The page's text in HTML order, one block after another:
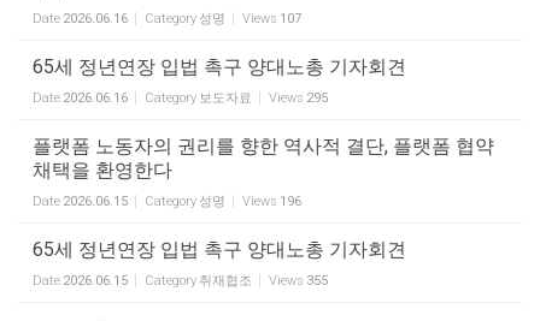
Date 2026.06.16 Category 성명 Views 107
65세 정년연장 입법 촉구 양대노총 기자회견
Date 2026.06.16 Category 보도자료 Views 295
플랫폼 노동자의 권리를 향한 역사적 결단, 플랫폼 협약
채택을 환영한다
Date 2026.06.15 Category 성명 Views 196
65세 정년연장 입법 촉구 양대노총 기자회견
Date 2026.06.15 Category 취재협조 Views 355